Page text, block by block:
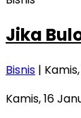
Jika
Bisnis |
Kamis, 16